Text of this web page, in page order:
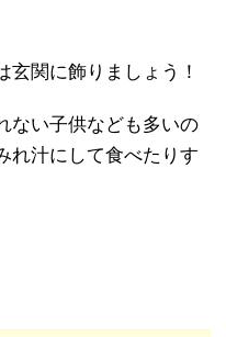
関に飾りましょう！
ない子供なども多いの
れ汁にして食べたりす